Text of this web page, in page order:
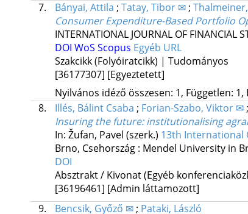
7.
Bányai, Attila ; Tatay, Tibor ✉;
Consumer Expenditure-Based Portfolio
INTERNATIONAL JOURNAL OF FINANCIAL
DOI WoS Scopus Egyéb URL
Szakcikk (Folyóiratcikk) | Tudományos
[36177307] [Egyeztetett]
Nyilvános idéző összesen: 1, Független:
8.
Illés, Bálint Csaba ; Forian-Szabo, Viktor ✉;
Insuring the future: institutionalising
In: Žufan, Pavel (szerk.) 13th International
Brno, Csehország : Mendel University in
DOI
Absztrakt / Kivonat (Egyéb
[36196461] [Admin láttamozott]
9.
Bencsik, Győző ✉; Pataki, László